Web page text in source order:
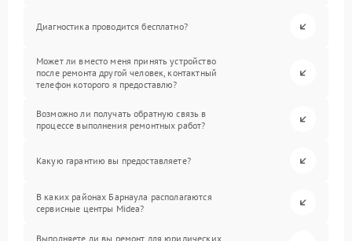
Диагностика проводится бесплатно?
Может ли вместо меня принять устройство
после ремонта другой человек, контактный
телефон которого я предоставлю?
Возможно ли получать обратную связь в
процессе выполнения ремонтных работ?
Какую гарантию вы предоставляете?
В каких районах Барнаула располагаются
сервисные центры Midea?
Выполняете ли вы ремонт для юридических